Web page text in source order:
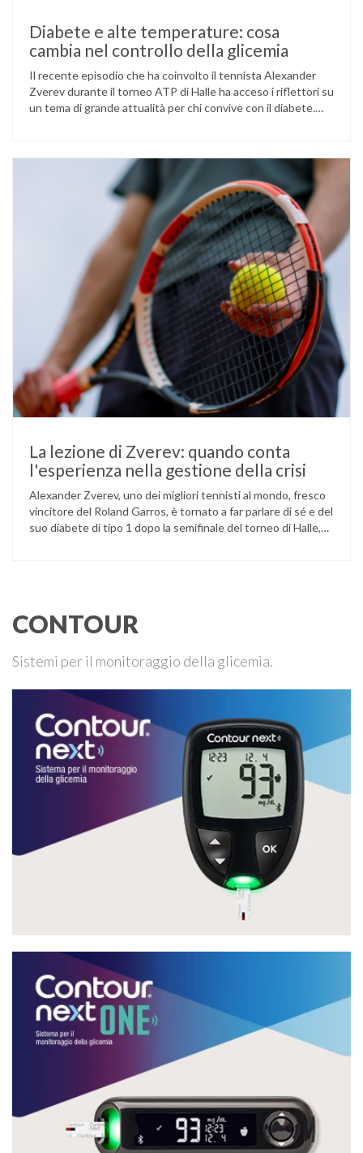
Diabete e alte temperature: cosa
cambia nel controllo della glicemia
Il recente episodio che ha coinvolto il tennista Alexander
Zverev durante il torneo ATP di Halle ha acceso i riflettori su
un tema di grande attualità per chi convive con il diabete.
glucosio lo aveva portato …
La lezione di Zverev: quando conta
l'esperienza nella gestione della crisi
Alexander Zverev, uno dei migliori tennisti al mondo, fresco
vincitore del Roland Garros, è tornato a far parlare di sé e del
suo diabete di tipo 1 dopo la semifinale del torneo di Halle,
CONTOUR
Sistemi per il monitoraggio della glicemia.